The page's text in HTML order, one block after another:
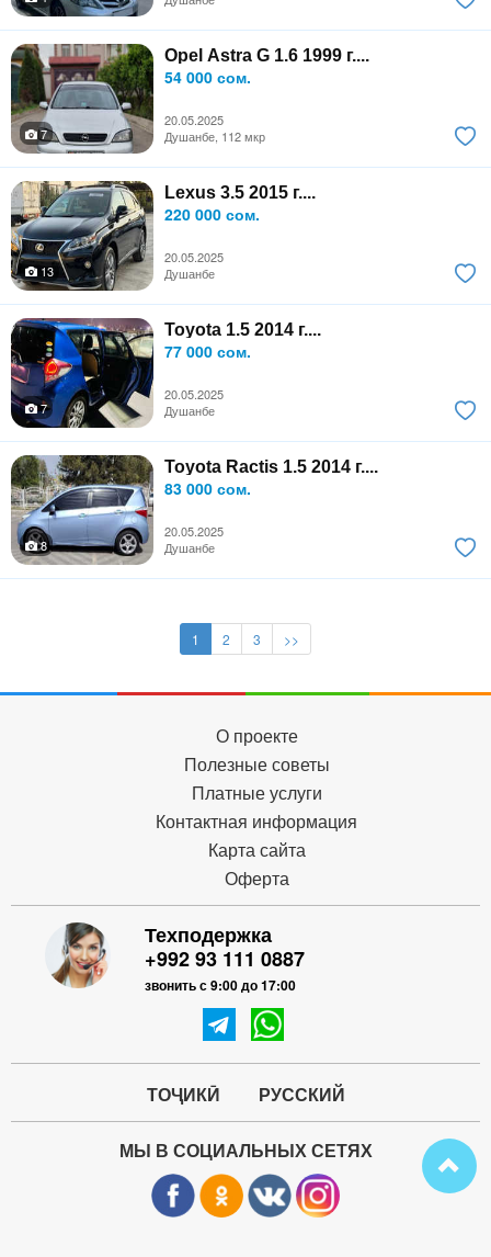
Opel Astra G 1.6 1999 г....
54 000 сом.
20.05.2025
7
Душанбе, 112 мкр
Lexus 3.5 2015 г....
220 000 сом.
20.05.2025
13
Душанбе
Toyota 1.5 2014 г....
77 000 сом.
20.05.2025
7
Душанбе
Toyota Ractis 1.5 2014 г....
83 000 сом.
20.05.2025
8
Душанбе
1 2 3 >>
О проекте
Полезные советы
Платные услуги
Контактная информация
Карта сайта
Оферта
Техподержка
+992 93 111 0887
звонить с 9:00 до 17:00
ТОҶИКӢ РУССКИЙ
МЫ В СОЦИАЛЬНЫХ СЕТЯХ